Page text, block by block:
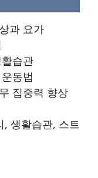
과 요가
습관
동법
집중력 향상
, 생활습관, 스트